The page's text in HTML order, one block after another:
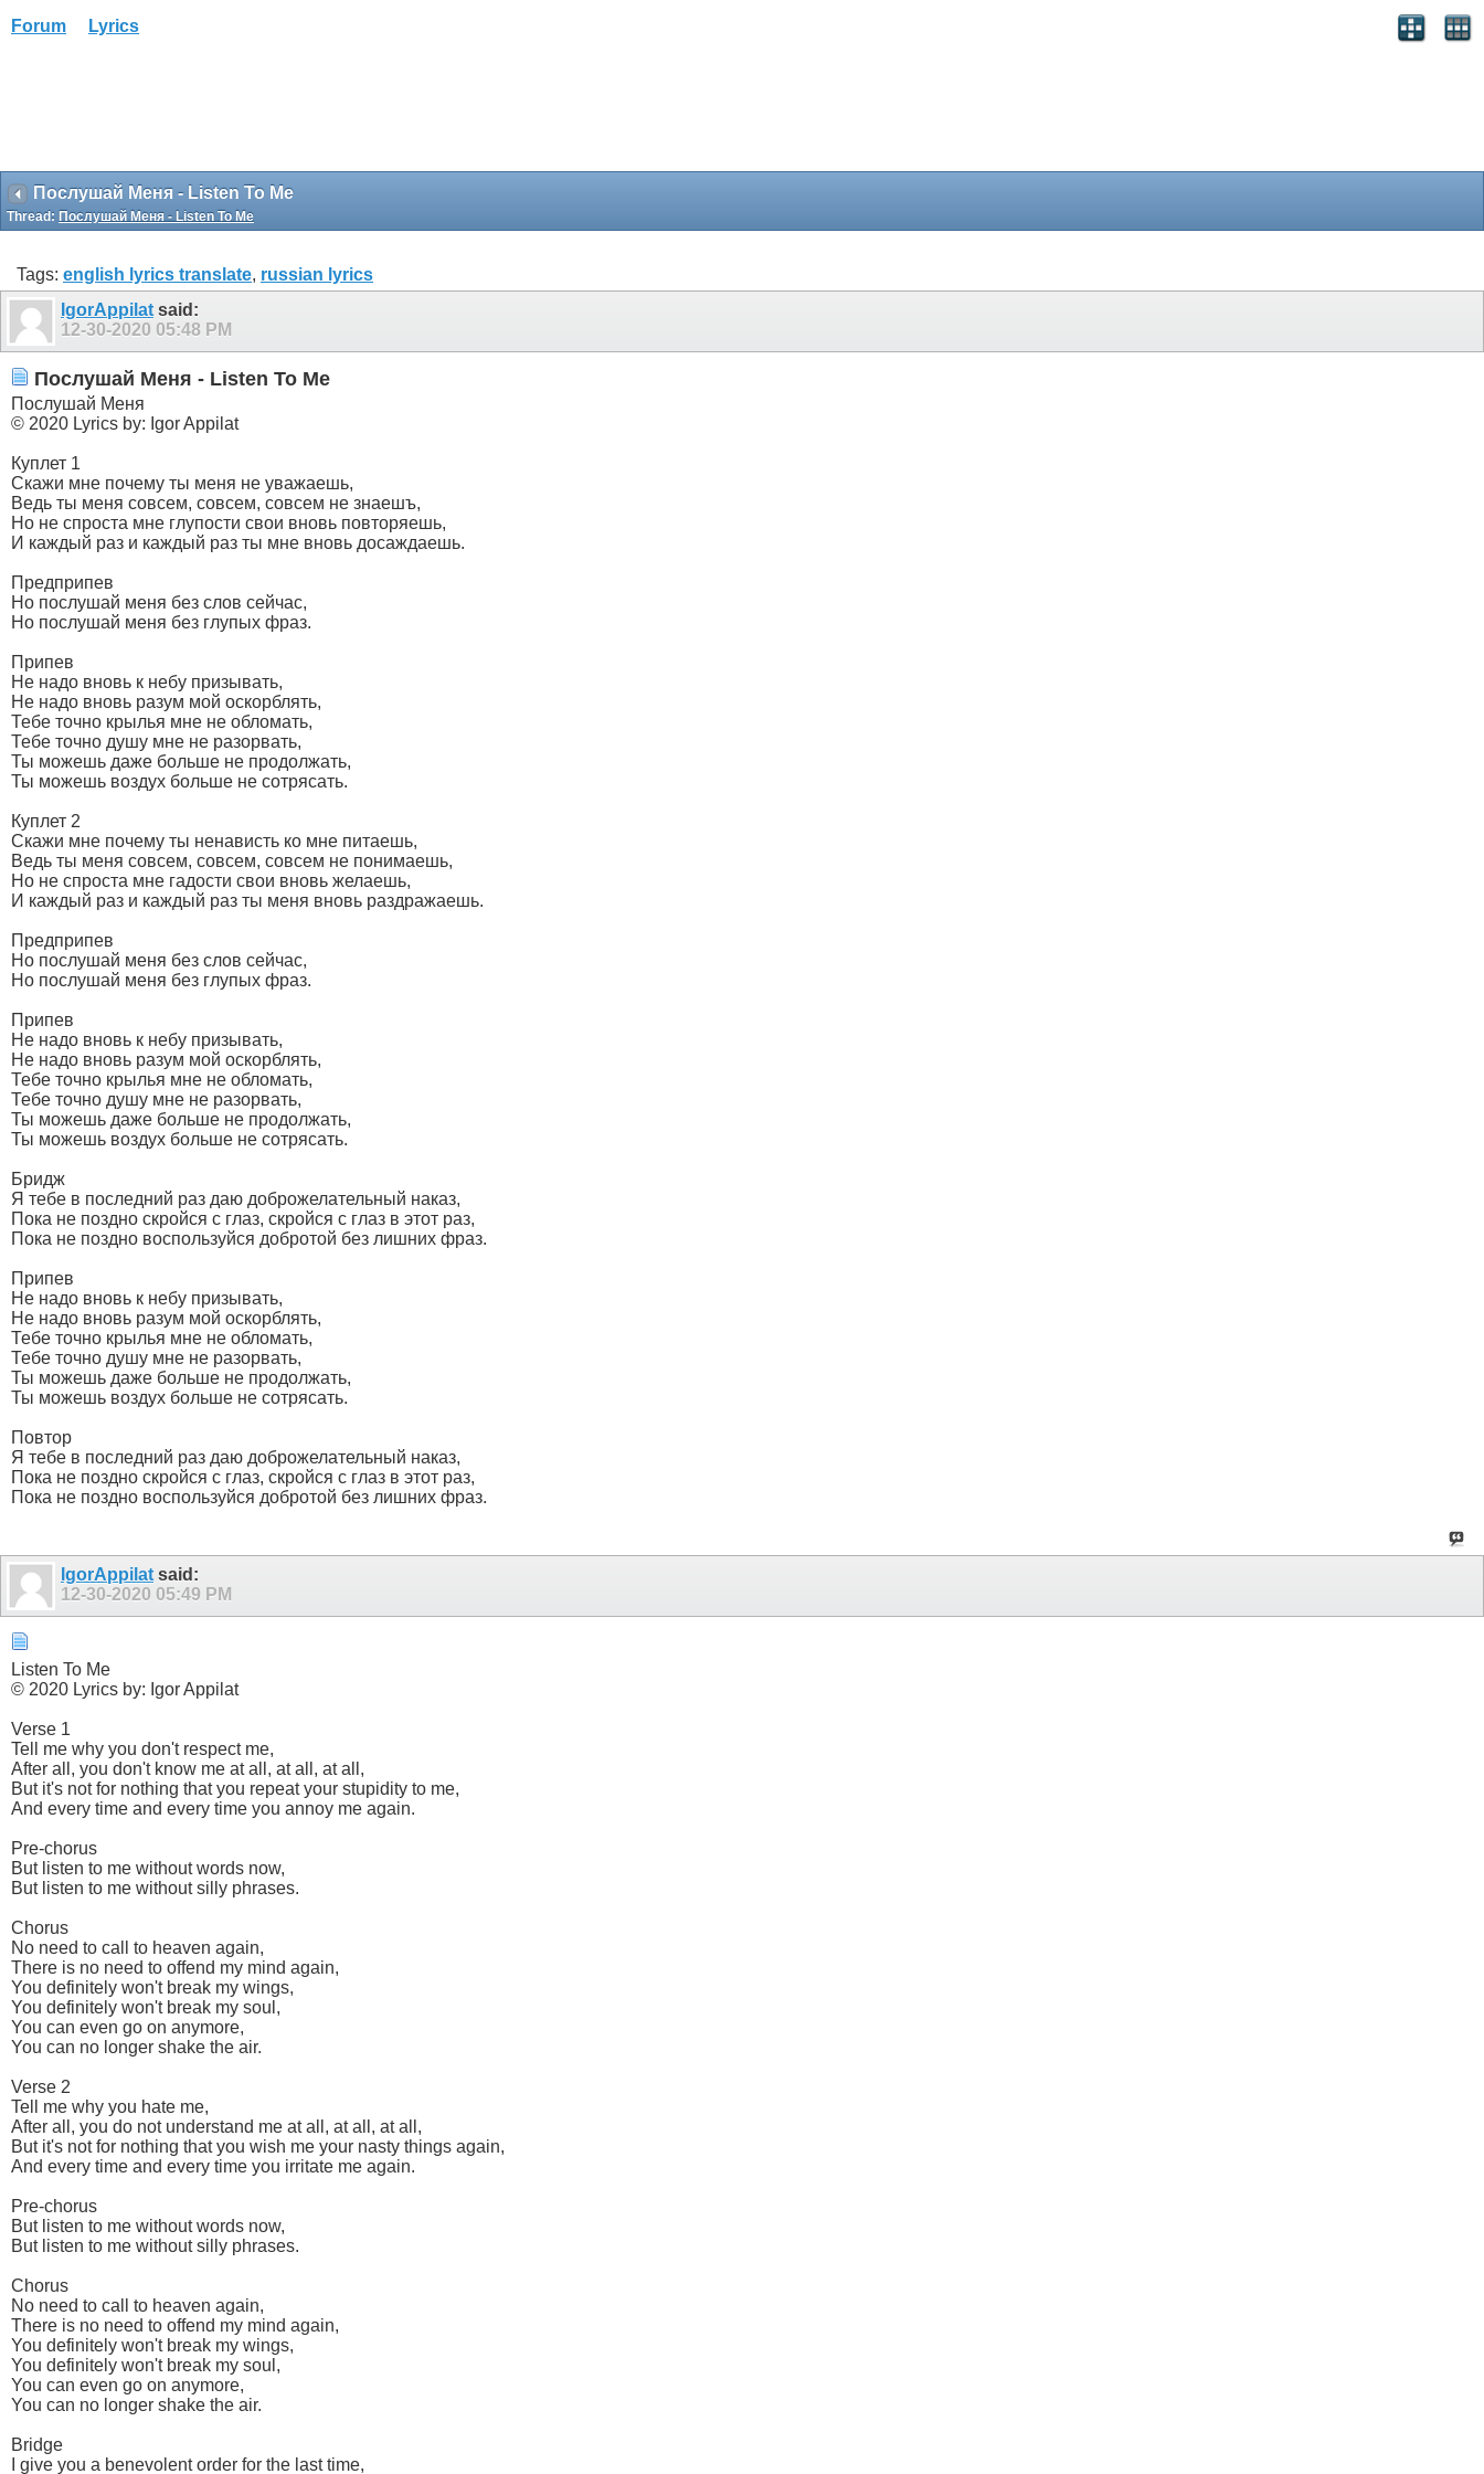
Forum Lyrics
Послушай Меня - Listen To Me
Thread: Послушай Меня - Listen To Me
Tags: english lyrics translate, russian lyrics
IgorAppilat said:
12-30-2020 05:48 PM
Послушай Меня - Listen To Me
Послушай Меня
© 2020 Lyrics by: Igor Appilat
Куплет 1
Скажи мне почему ты меня не уважаешь,
Ведь ты меня совсем, совсем, совсем не знаешъ,
Но не спроста мне глупости свои вновь повторяешь,
И каждый раз и каждый раз ты мне вновь досаждаешь.
Предприпев
Но послушай меня без слов сейчас,
Но послушай меня без глупых фраз.
Припев
Не надо вновь к небу призывать,
Не надо вновь разум мой оскорблять,
Тебе точно крылья мне не обломать,
Тебе точно душу мне не разорвать,
Ты можешь даже больше не продолжать,
Ты можешь воздух больше не сотрясать.
Куплет 2
Скажи мне почему ты ненависть ко мне питаешь,
Ведь ты меня совсем, совсем, совсем не понимаешь,
Но не спроста мне гадости свои вновь желаешь,
И каждый раз и каждый раз ты меня вновь раздражаешь.
Предприпев
Но послушай меня без слов сейчас,
Но послушай меня без глупых фраз.
Припев
Не надо вновь к небу призывать,
Не надо вновь разум мой оскорблять,
Тебе точно крылья мне не обломать,
Тебе точно душу мне не разорвать,
Ты можешь даже больше не продолжать,
Ты можешь воздух больше не сотрясать.
Бридж
Я тебе в последний раз дaю доброжелательный наказ,
Пока не поздно скройся с глаз, скройся с глаз в этот раз,
Пока не поздно воспользуйся добротой без лишних фраз.
Припев
Не надо вновь к небу призывать,
Не надо вновь разум мой оскорблять,
Тебе точно крылья мне не обломать,
Тебе точно душу мне не разорвать,
Ты можешь даже больше не продолжать,
Ты можешь воздух больше не сотрясать.
Повтор
Я тебе в последний раз дaю доброжелательный наказ,
Пока не поздно скройся с глаз, скройся с глаз в этот раз,
Пока не поздно воспользуйся добротой без лишних фраз.
IgorAppilat said:
12-30-2020 05:49 PM
Listen To Me
© 2020 Lyrics by: Igor Appilat
Verse 1
Tell me why you don't respect me,
After all, you don't know me at all, at all, at all,
But it's not for nothing that you repeat your stupidity to me,
And every time and every time you annoy me again.
Pre-chorus
But listen to me without words now,
But listen to me without silly phrases.
Chorus
No need to call to heaven again,
There is no need to offend my mind again,
You definitely won't break my wings,
You definitely won't break my soul,
You can even go on anymore,
You can no longer shake the air.
Verse 2
Tell me why you hate me,
After all, you do not understand me at all, at all, at all,
But it's not for nothing that you wish me your nasty things again,
And every time and every time you irritate me again.
Pre-chorus
But listen to me without words now,
But listen to me without silly phrases.
Chorus
No need to call to heaven again,
There is no need to offend my mind again,
You definitely won't break my wings,
You definitely won't break my soul,
You can even go on anymore,
You can no longer shake the air.
Bridge
I give you a benevolent order for the last time,